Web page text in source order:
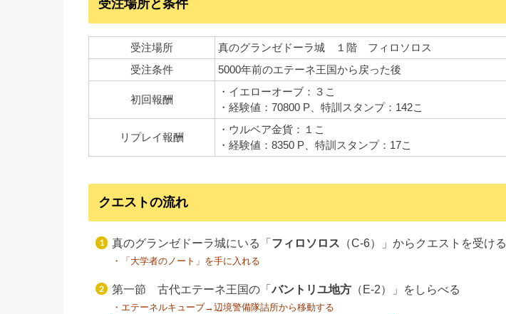
受注場所と条件
受注場所
真のグランゼドーラ城 １階 フィロソロス
受注条件
5000年前のエテーネ王国から戻った後
初回報酬
・イエローオーブ：３こ
・経験値：70800 P、特訓スタンプ：142こ
リプレイ報酬
・ウルベア金貨：１こ
・経験値：8350 P、特訓スタンプ：17こ
クエストの流れ
真のグランゼドーラ城にいる「 フィロソロス （C-6）」からクエストを受ける
・「大学者のノート」を手に入れる
第一節 古代エテーネ王国の「バントリユ地方 （E-2）」をしらべる
・エテーネルキューブ→辺境警備隊詰所から移動する